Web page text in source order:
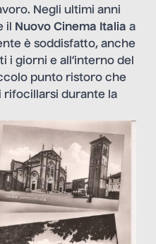
Negli ultimi anni
il
Nuovo Cinema Italia a
è soddisfatto, anche
giorni e all’interno del
punto ristoro che
rifocillarsi durante la